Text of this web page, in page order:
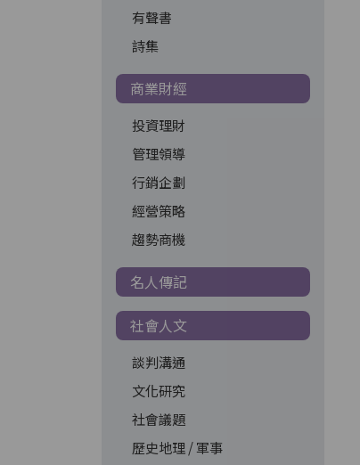
有聲書
詩集
商業財經
投資理財
管理領導
行銷企劃
經營策略
趨勢商機
名人傳記
社會人文
談判溝通
文化研究
社會議題
歷史地理 / 軍事